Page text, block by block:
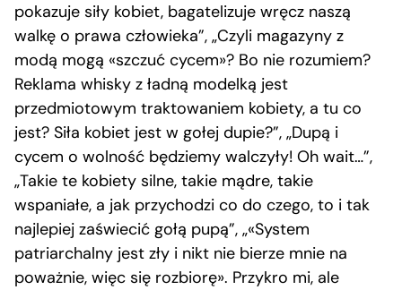
pokazuje siły kobiet, bagatelizuje wręcz naszą
walkę o prawa człowieka”, „Czyli magazyny z
modą mogą «szczuć cycem»? Bo nie rozumiem?
Reklama whisky z ładną modelką jest
przedmiotowym traktowaniem kobiety, a tu co
jest? Siła kobiet jest w gołej dupie?”, „Dupą i
cycem o wolność będziemy walczyły! Oh wait…”,
„Takie te kobiety silne, takie mądre, takie
wspaniałe, a jak przychodzi co do czego, to i tak
najlepiej zaświecić gołą pupą”, „«System
patriarchalny jest zły i nikt nie bierze mnie na
poważnie, więc się rozbiorę». Przykro mi, ale